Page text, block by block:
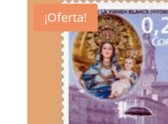
era:
1,15€.
es:
0,50€.
¡Oferta!